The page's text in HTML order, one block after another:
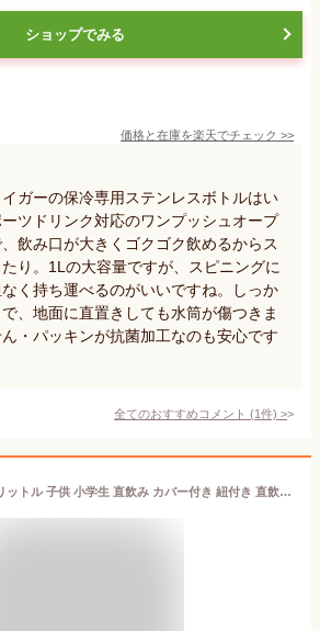
ショップでみる
価格と在庫を楽天でチェック >>
ガーの保冷専用ステンレスボトルはい
ツドリンク対応のワンプッシュオープ
飲み口が大きくゴクゴク飲めるからス
り。1Lの大容量ですが、スピニングに
く持ち運べるのがいいですね。しっか
、地面に直置きしても水筒が傷つきま
・パッキンが抗菌加工なのも安心です
全てのおすすめコメント (1件) >
アトラス 水筒 1リットル 子供 小学生 直飲み カバー付き 紐付き 直飲み 子ども 保冷専用 ステンレス 真空断熱 軽量 スポーツ飲料OK ワンタッチ 洗いやすい AQUAGE アクアージュ ADBT-1002S